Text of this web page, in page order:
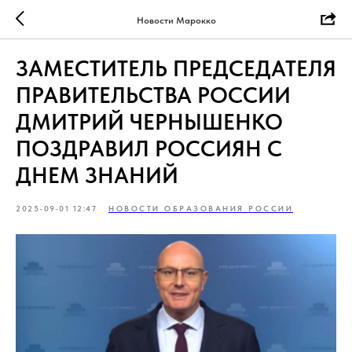
Новости Марокко
ЗАМЕСТИТЕЛЬ ПРЕДСЕДАТЕЛЯ
ПРАВИТЕЛЬСТВА РОССИИ
ДМИТРИЙ ЧЕРНЫШЕНКО
ПОЗДРАВИЛ РОССИЯН С
ДНЕМ ЗНАНИЙ
2025-09-01 12:47 НОВОСТИ ОБРАЗОВАНИЯ РОССИИ